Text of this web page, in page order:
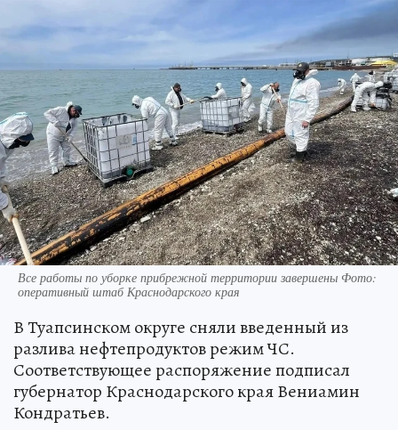
Все работы по уборке прибрежной территории завершены Фото:
оперативный штаб Краснодарского края
В Туапсинском округе сняли введенный из
разлива нефтепродуктов режим ЧС.
Соответствующее распоряжение подписал
губернатор Краснодарского края Вениамин
Кондратьев.